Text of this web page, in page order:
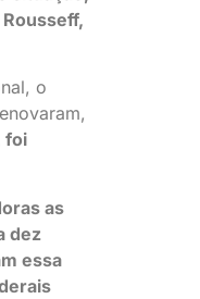
o
foi
as
dez
essa